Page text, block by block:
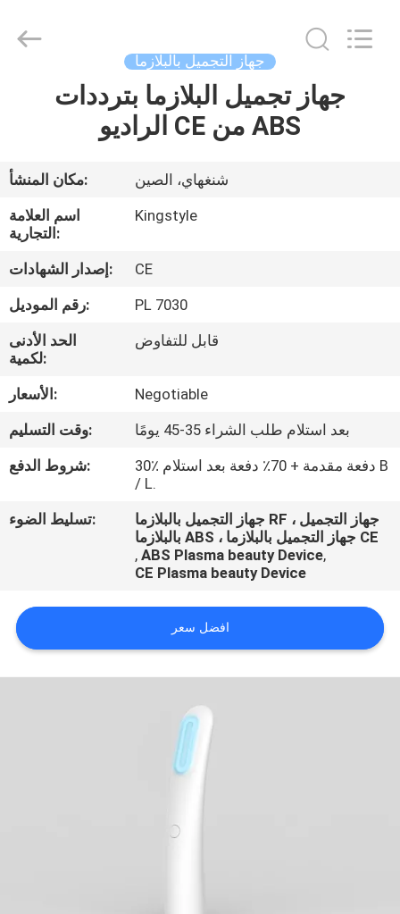
معلومات
عنا
جولة
في
المعمل
رقابة
جودة
بنا
اقتباس
2020
rechargeablehairdryers.com.
All
Rights
Reserved.
جهاز التجميل بالبلازما
جهاز تجميل البلازما بترددات
الراديو CE من ABS
مكان المنشأ:
شنغهاي، الصين
اسم العلامة
التجارية:
Kingstyle
إصدار الشهادات:
CE
رقم الموديل:
PL 7030
الحد الأدنى
لكمية:
قابل للتفاوض
الأسعار:
Negotiable
وقت التسليم:
بعد استلام طلب الشراء 35-45 يومًا
شروط الدفع:
30٪ دفعة مقدمة + 70٪ دفعة بعد استلام B
/ L.
تسليط الضوء:
جهاز التجميل بالبلازما RF ، جهاز التجميل
بالبلازما ABS ، جهاز التجميل بالبلازما CE
,ABS Plasma beauty Device,
CE Plasma beauty Device
افضل سعر